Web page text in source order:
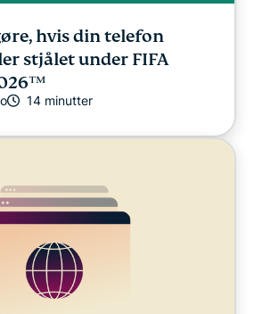
hvis din telefon
stjålet under FIFA
14 minutter